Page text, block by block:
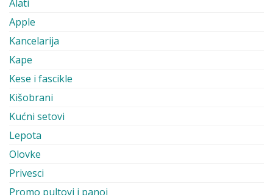
Alati
Apple
Kancelarija
Kape
Kese i fascikle
Kišobrani
Kućni setovi
Lepota
Olovke
Privesci
Promo pultovi i panoi